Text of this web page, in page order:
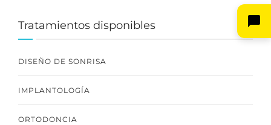
Tratamientos disponibles
DISEÑO DE SONRISA
IMPLANTOLOGÍA
ORTODONCIA